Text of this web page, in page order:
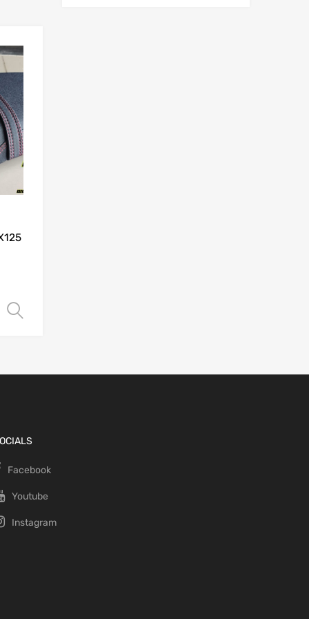
Facebook
Youtube
Instagram